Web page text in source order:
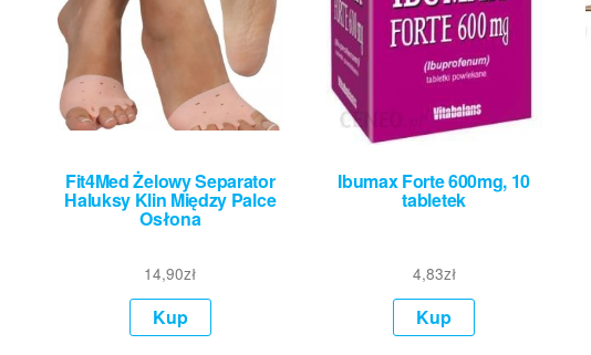
Fit4Med Żelowy Separator
Haluksy Klin Między Palce
Osłona
14,90zł
Kup
Ibumax Forte 600mg, 10
tabletek
4,83zł
Kup